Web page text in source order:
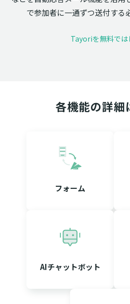
で参加者に一通ずつ送付する
Tayoriを無料では
各機能の詳細
フォーム
AIチャットボット